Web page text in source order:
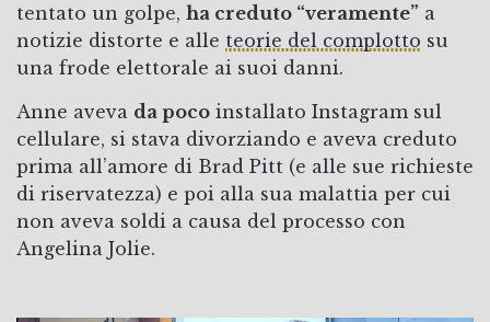
tentato un golpe, ha creduto “veramente” a
notizie distorte e alle teorie del complotto su
una frode elettorale ai suoi danni.
Anne aveva da poco installato Instagram sul
cellulare, si stava divorziando e aveva creduto
prima all’amore di Brad Pitt (e alle sue richieste
di riservatezza) e poi alla sua malattia per cui
non aveva soldi a causa del processo con
Angelina Jolie.